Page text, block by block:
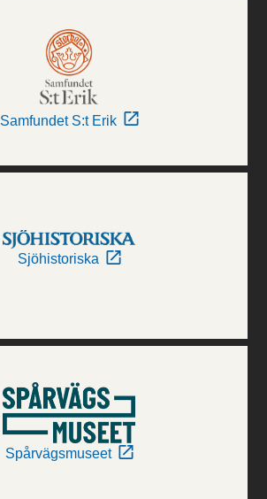
Samfundet S:t Erik
Sjöhistoriska
Spårvägsmuseet